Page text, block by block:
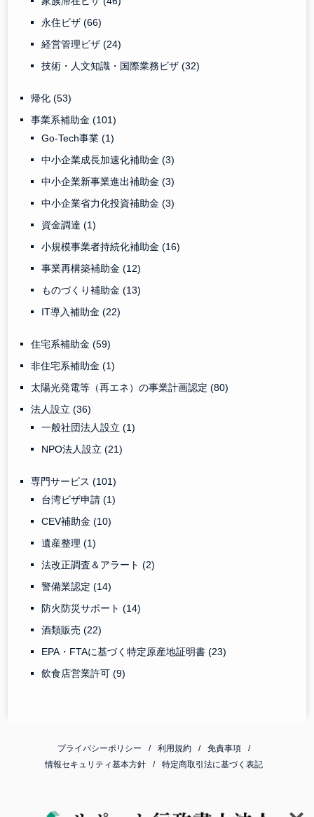
永住ビザ(66)
経営管理ビザ(24)
技術・人文知識・国際業務ビザ(32)
帰化(53)
事業系補助金(101)
Go-Tech事業(1)
中小企業成長加速化補助金(3)
中小企業新事業進出補助金(3)
中小企業省力化投資補助金(3)
資金調達(1)
小規模事業者持続化補助金(16)
事業再構築補助金(12)
ものづくり補助金(13)
IT導入補助金(22)
住宅系補助金(59)
非住宅系補助金(1)
太陽光発電等（再エネ）の事業計画認定(80)
法人設立(36)
一般社団法人設立(1)
NPO法人設立(21)
専門サービス(101)
台湾ビザ申請(1)
CEV補助金(10)
遺産整理(1)
法改正調査＆アラート(2)
警備業認定(14)
防火防災サポート(14)
酒類販売(22)
EPA・FTAに基づく特定原産地証明書(23)
飲食店営業許可(9)
プライバシーポリシー 利用規約
免責事項
情報セキュリティ基本方針
特定商取引法に基づく表記